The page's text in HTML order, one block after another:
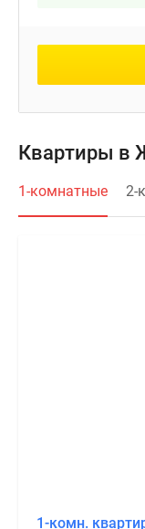
Квартиры в
1-комнатные 2-
1-комн.